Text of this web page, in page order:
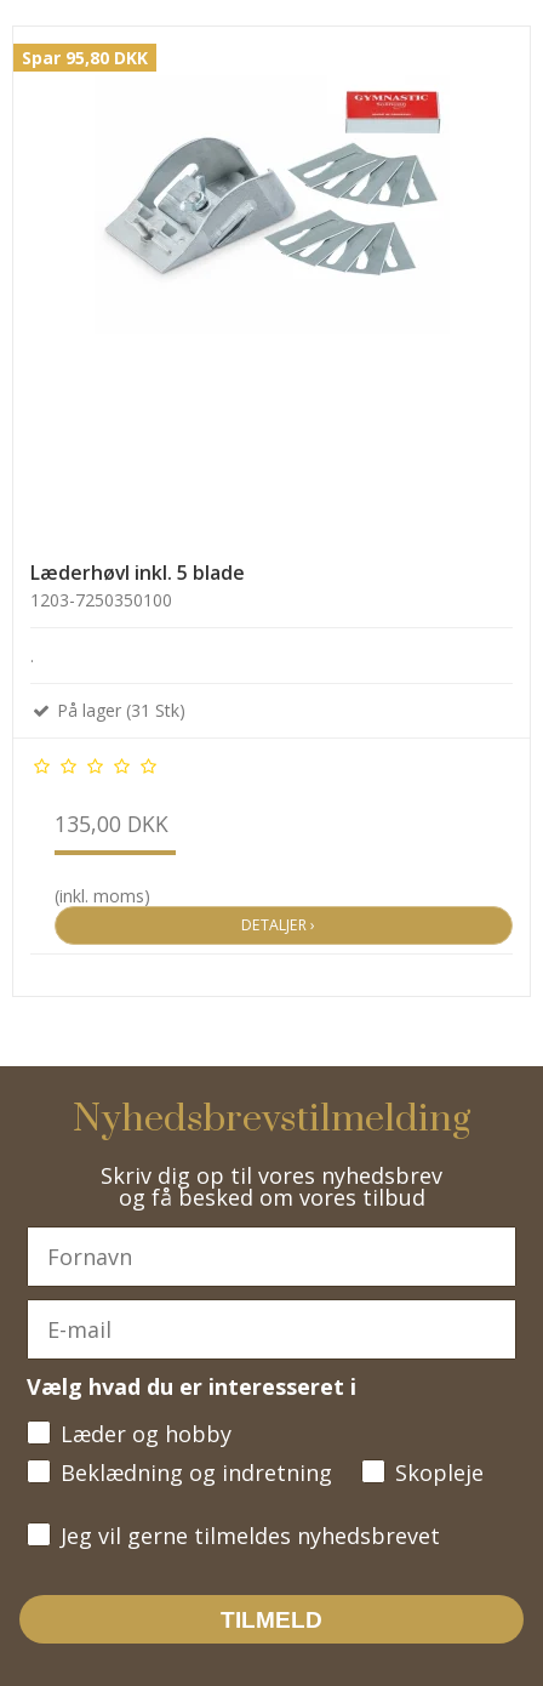
Spar 95,80 DKK
Læderhøvl inkl. 5 blade
1203-7250350100
.
På lager (31 Stk)
135,00 DKK
(inkl. moms)
DETALJER ›
Nyhedsbrevstilmelding
Skriv dig op til vores nyhedsbrev
og få besked om vores tilbud
Vælg hvad du er interesseret i
Læder og hobby
Beklædning og indretning
Skopleje
Jeg vil gerne tilmeldes nyhedsbrevet
Jeg vil gerne tilmeldes nyhedsbrevet
TILMELD